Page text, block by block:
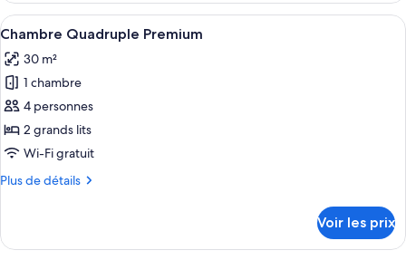
type
de
Chambre
Double
Premium
Afficher
toutes
les
photos
pour
ce
type
chambre :
Premium
Une chambre d’hôtel avec deux
5
Chambre Quadruple Premium
30 m²
1 chambre
4 personnes
2 grands lits
Wi-Fi gratuit
Plus de détails
Plus
le
Voir les prix